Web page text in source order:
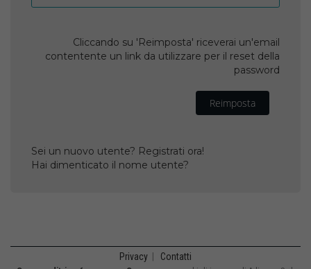
Cliccando su 'Reimposta' riceverai un'email
contentente un link da utilizzare per il reset della
password
Reimposta
Sei un nuovo utente? Registrati ora!
Hai dimenticato il nome utente?
Privacy Contatti